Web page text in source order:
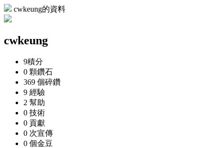
cwkeung的資料
cwkeung
9積分
0 顆鑽石
369 個碎鑽
9 經驗
2 幫助
0 技術
0 貢獻
0 次宣傳
0 個金豆